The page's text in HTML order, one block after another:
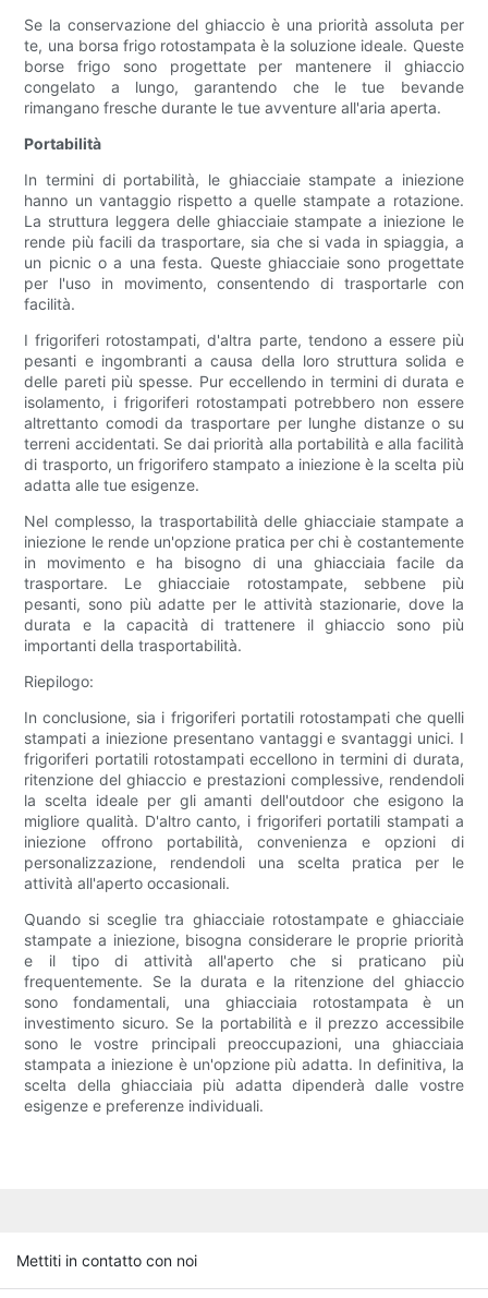
Se la conservazione del ghiaccio è una priorità assoluta per
te, una borsa frigo rotostampata è la soluzione ideale. Queste
borse frigo sono progettate per mantenere il ghiaccio
congelato a lungo, garantendo che le tue bevande
rimangano fresche durante le tue avventure all'aria aperta.
Portabilità
In termini di portabilità, le ghiacciaie stampate a iniezione
hanno un vantaggio rispetto a quelle stampate a rotazione.
La struttura leggera delle ghiacciaie stampate a iniezione le
rende più facili da trasportare, sia che si vada in spiaggia, a
un picnic o a una festa. Queste ghiacciaie sono progettate
per l'uso in movimento, consentendo di trasportarle con
facilità.
I frigoriferi rotostampati, d'altra parte, tendono a essere più
pesanti e ingombranti a causa della loro struttura solida e
delle pareti più spesse. Pur eccellendo in termini di durata e
isolamento, i frigoriferi rotostampati potrebbero non essere
altrettanto comodi da trasportare per lunghe distanze o su
terreni accidentati. Se dai priorità alla portabilità e alla facilità
di trasporto, un frigorifero stampato a iniezione è la scelta più
adatta alle tue esigenze.
Nel complesso, la trasportabilità delle ghiacciaie stampate a
iniezione le rende un'opzione pratica per chi è costantemente
in movimento e ha bisogno di una ghiacciaia facile da
trasportare. Le ghiacciaie rotostampate, sebbene più
pesanti, sono più adatte per le attività stazionarie, dove la
durata e la capacità di trattenere il ghiaccio sono più
importanti della trasportabilità.
Riepilogo:
In conclusione, sia i frigoriferi portatili rotostampati che quelli
stampati a iniezione presentano vantaggi e svantaggi unici. I
frigoriferi portatili rotostampati eccellono in termini di durata,
ritenzione del ghiaccio e prestazioni complessive, rendendoli
la scelta ideale per gli amanti dell'outdoor che esigono la
migliore qualità. D'altro canto, i frigoriferi portatili stampati a
iniezione offrono portabilità, convenienza e opzioni di
personalizzazione, rendendoli una scelta pratica per le
attività all'aperto occasionali.
Quando si sceglie tra ghiacciaie rotostampate e ghiacciaie
stampate a iniezione, bisogna considerare le proprie priorità
e il tipo di attività all'aperto che si praticano più
frequentemente. Se la durata e la ritenzione del ghiaccio
sono fondamentali, una ghiacciaia rotostampata è un
investimento sicuro. Se la portabilità e il prezzo accessibile
sono le vostre principali preoccupazioni, una ghiacciaia
stampata a iniezione è un'opzione più adatta. In definitiva, la
scelta della ghiacciaia più adatta dipenderà dalle vostre
esigenze e preferenze individuali.
Mettiti in contatto con noi